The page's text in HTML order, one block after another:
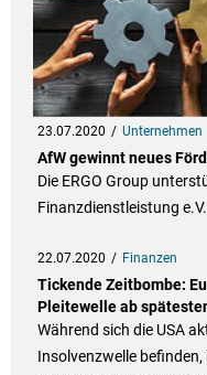
23.07.2020 Unternehmen
AfW gewinnt neues
Die ERGO Group
Finanzdienstleistung
22.07.2020 Finanzen
Tickende Zeitbombe:
Pleitewelle ab
Während sich die USA
Insolvenzwelle